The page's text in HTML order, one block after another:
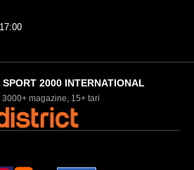
2000 INTERNATIONAL
3000+ magazine, 15+ tari